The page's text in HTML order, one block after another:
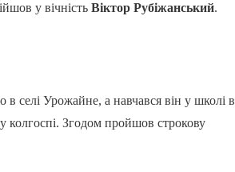
у вічність Віктор Рубіжанський.
селі Урожайне, а навчався він у школі в
колгоспі. Згодом пройшов строкову